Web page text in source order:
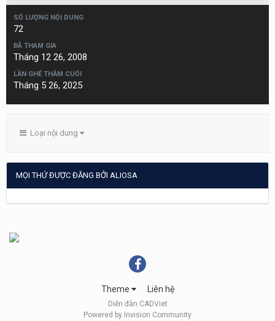
SỐ LƯỢNG NỘI DUNG
72
ĐÃ THAM GIA
Tháng 12 26, 2008
LẦN GHÉ THĂM CUỐI
Tháng 5 26, 2025
Loại nội dung
MỌI THỨ ĐƯỢC ĐĂNG BỞI ALIOSA
Theme Liên hệ
Diễn đàn CADViet
Powered by Invision Community